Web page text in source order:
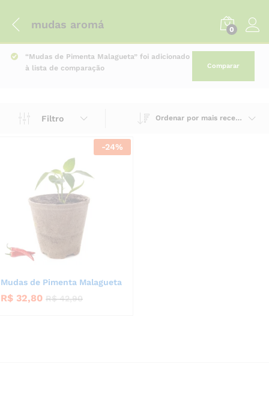
mudas aromá 0
Comparar
“Mudas de Pimenta Malagueta” foi adicionado
à lista de comparação
Filtro Ordenar por mais recente
-24%
Mudas de Pimenta Malagueta
R$ 32,80 R$42,90